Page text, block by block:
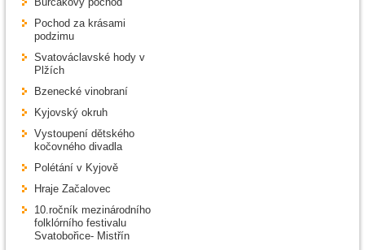
Pochod za krásami
podzimu
Svatováclavské hody v
Plžích
Bzenecké vinobraní
Kyjovský okruh
Vystoupení dětského
kočovného divadla
Polétání v Kyjově
Hraje Začalovec
10.ročník mezinárodního
folklórního festivalu
Svatobořice- Mistřín